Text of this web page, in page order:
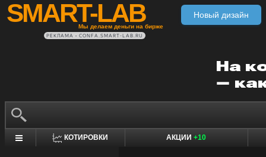
SMART-LAB
Мы делаем деньги на бирже
Новый дизайн
РЕКЛАМА • CONFA.SMART-LAB.RU
КОТИРОВКИ АКЦИИ +10